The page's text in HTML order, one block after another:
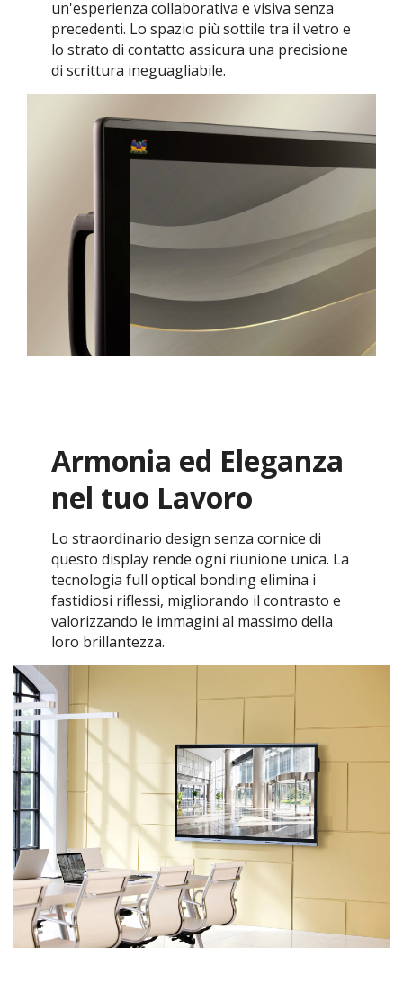
un'esperienza collaborativa e visiva senza
precedenti. Lo spazio più sottile tra il vetro e
lo strato di contatto assicura una precisione
di scrittura ineguagliabile.
Armonia ed Eleganza
nel tuo Lavoro
Lo straordinario design senza cornice di
questo display rende ogni riunione unica. La
tecnologia full optical bonding elimina i
fastidiosi riflessi, migliorando il contrasto e
valorizzando le immagini al massimo della
loro brillantezza.